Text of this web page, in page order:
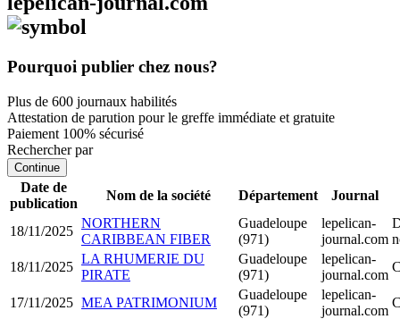
Pourquoi publier chez nous?
Plus de 600 journaux habilités
Attestation de parution pour le greffe immédiate et gratuite
Paiement 100% sécurisé
Rechercher par
Continue
Date de
publication
Nom de la société Département Journal
18/11/2025
NORTHERN
CARIBBEAN FIBER
Guadeloupe
(971)
lepelican-
journal.com
18/11/2025
LA RHUMERIE DU
PIRATE
Guadeloupe
(971)
lepelican-
journal.com
17/11/2025 MEA PATRIMONIUM
Guadeloupe
(971)
lepelican-
journal.com